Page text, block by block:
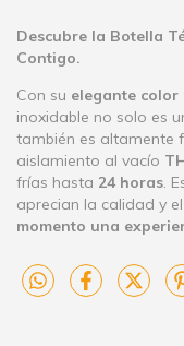
Descubre la Botella
Contigo.
Con su elegante color
inoxidable no solo es
también es altamente
aislamiento al vacío
frías hasta 24 horas.
aprecian la calidad y
momento una